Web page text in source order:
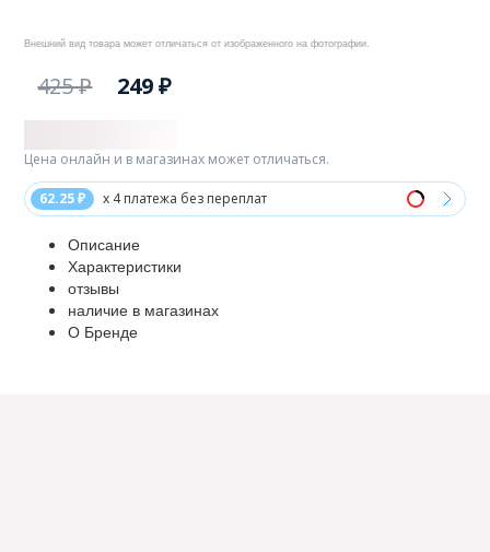
Внешний вид товара может отличаться от изображенного на фотографии.
425 ₽ 249 ₽
62.25 ₽ x 4 платежа без переплат
Цена онлайн и в магазинах может отличаться.
Описание
Характеристики
отзывы
наличие в магазинах
О Бренде